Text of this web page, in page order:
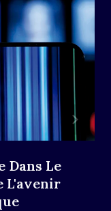
Dans Le
L'avenir